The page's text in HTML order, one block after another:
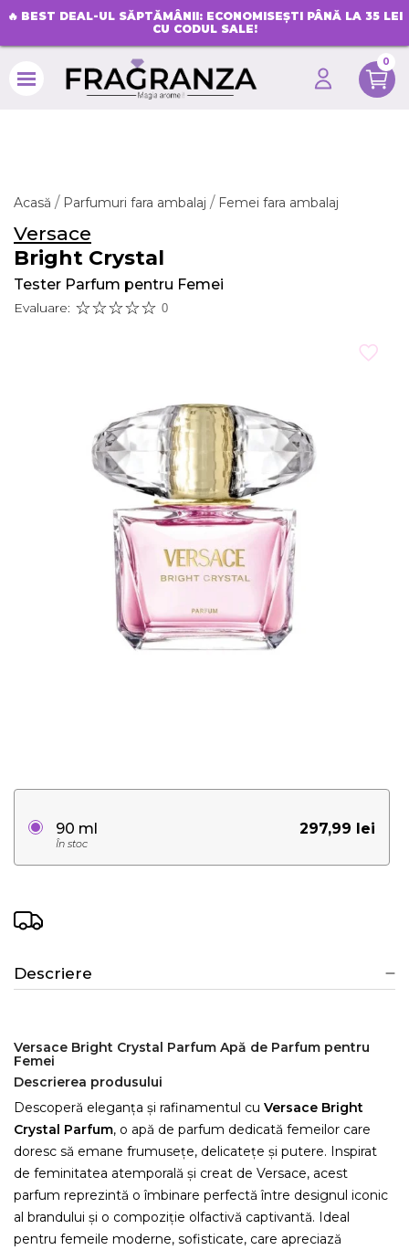
🔥 BEST DEAL-UL SĂPTĂMÂNII: ECONOMISEȘTI PÂNĂ LA 35 LEI
CU CODUL SALE!
0
Acasă Parfumuri fara ambalaj Femei fara ambalaj
Versace
Bright Crystal
Tester Parfum pentru Femei
Evaluare: 0
297,99 lei
90 ml
În stoc
Descriere
Versace Bright Crystal Parfum Apă de Parfum pentru
Femei
Descrierea produsului
Descoperă eleganța și rafinamentul cu Versace Bright
Crystal Parfum, o apă de parfum dedicată femeilor care
doresc să emane frumusețe, delicatețe și putere. Inspirat
de feminitatea atemporală și creat de Versace, acest
parfum reprezintă o îmbinare perfectă între designul iconic
al brandului și o compoziție olfactivă captivantă. Ideal
pentru femeile moderne, sofisticate, care apreciază